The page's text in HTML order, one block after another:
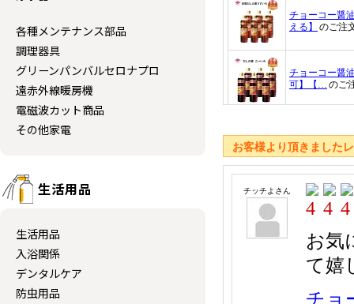
各種メンテナンス部品
調理器具
グリーンパンバルセロナプロ
遠赤外線暖房機
電磁波カット商品
その他家電
生活用品
生活用品
入浴関係
デンタルケア
防虫用品
お客様より頂きました